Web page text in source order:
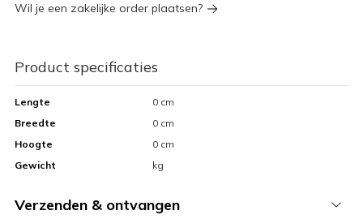
Wil je een zakelijke order plaatsen?
Product specificaties
Lengte
0 cm
Breedte
0 cm
Hoogte
0 cm
Gewicht
kg
Verzenden & ontvangen